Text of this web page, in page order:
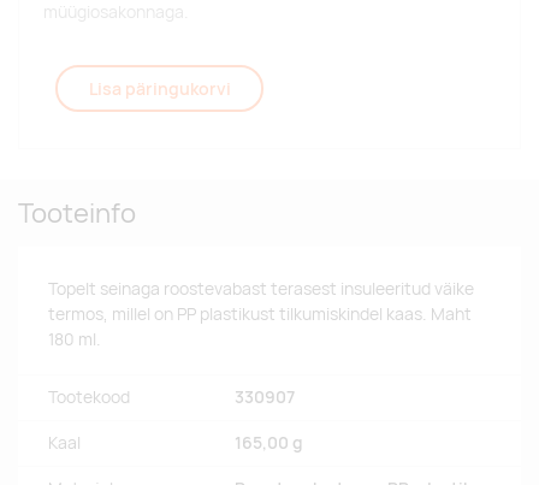
müügiosakonnaga.
Lisa päringukorvi
Tooteinfo
Topelt seinaga roostevabast terasest insuleeritud väike
termos, millel on PP plastikust tilkumiskindel kaas. Maht
180 ml.
Tootekood 330907
Kaal 165,00 g